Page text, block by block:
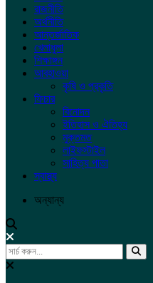
রাজনীতি
অর্থনীতি
আন্তর্জাতিক
খেলাধুলা
শিক্ষাঙ্গন
আবহাওয়া
কৃষি ও প্রকৃতি
ফিচার
বিনোদন
ইতিহাস ও ঐতিহ্য
মুক্তমত
লাইফস্টাইল
সাহিত্য পাতা
স্বাস্থ্য
অন্যান্য